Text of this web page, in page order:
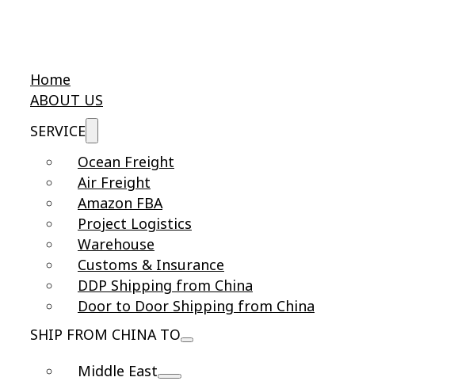
Home
ABOUT US
SERVICE
Ocean Freight
Air Freight
Amazon FBA
Project Logistics
Warehouse
Customs & Insurance
DDP Shipping from China
Door to Door Shipping from China
SHIP FROM CHINA TO
Middle East